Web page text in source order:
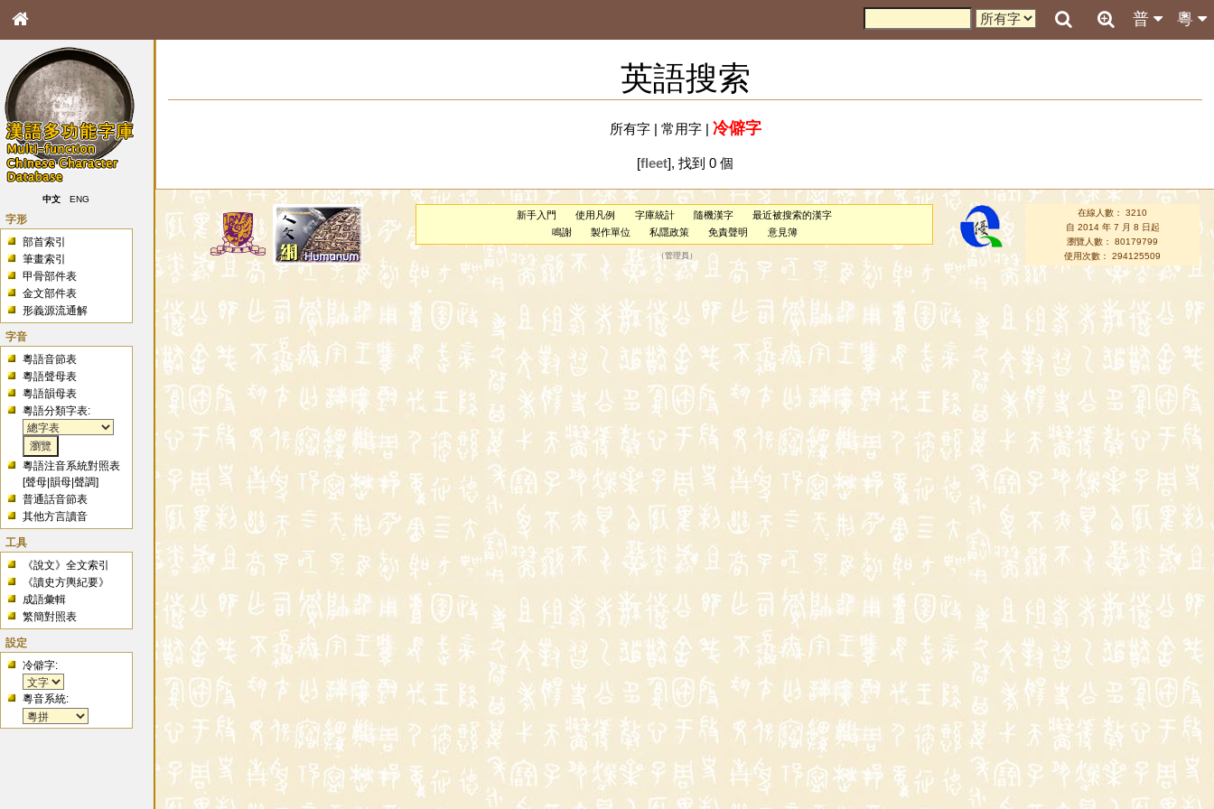
粵
普
中文 ENG
字形
部首索引
筆畫索引
甲骨部件表
金文部件表
形義源流通解
字音
粵語音節表
粵語聲母表
粵語韻母表
粵語分類字表:
粵語注音系統對照表
[聲母 |韻母 |聲調]
普通話音節表
其他方言讀音
工具
《說文》全文索引
《讀史方輿紀要》
成語彙輯
繁簡對照表
設定
冷僻字:
粵音系統:
英語搜索
所有字| 常用字| 冷僻字
[fleet], 找到 0 個
新手入門 使用凡例 字庫統計 隨機漢字
最近被搜索的漢字
鳴謝
製作單位 私隱政策 免責聲明 意見簿
（管理員 ）
在線人數： 3210
自 2014 年 7 月 8 日起
瀏覽人數： 80179799
使用次數： 294125509